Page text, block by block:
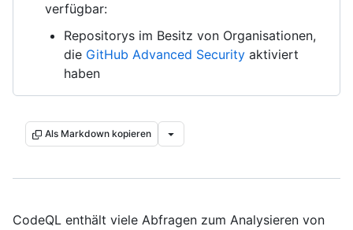
verfügbar:
Repositorys im Besitz von Organisationen,
die GitHub Advanced Security aktiviert
haben
Als Markdown kopieren
CodeQL enthält viele Abfragen zum Analysieren von